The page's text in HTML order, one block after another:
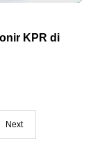
KPR di
Next